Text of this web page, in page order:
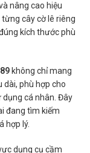
nâng cao hiệu
cây cờ lê riêng
kích thước phù
không chỉ mang
dài, phù hợp cho
cá nhân. Đây
đang tìm kiếm
hợp lý.
dụng cụ cầm